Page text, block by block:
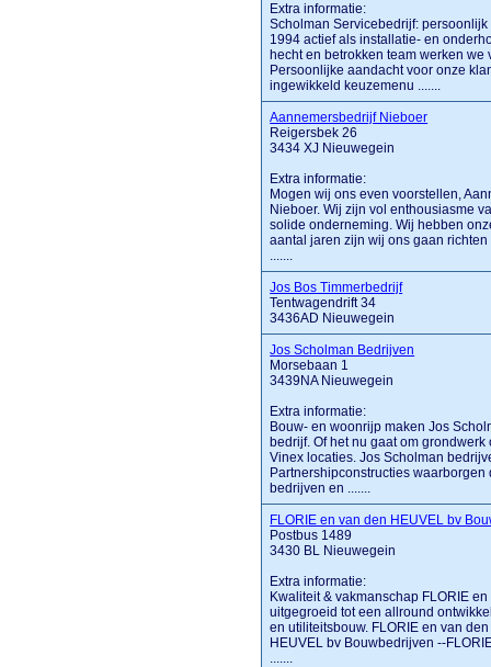
Extra informatie:
Scholman Servicebedrijf:
1994 actief als installatie- en
hecht en betrokken team werken
Persoonlijke aandacht voor onze
ingewikkeld keuzemenu .......
Aannemersbedrijf Nieboer
Reigersbek 26
3434 XJ Nieuwegein
Extra informatie:
Mogen wij ons even voorstellen,
Nieboer. Wij zijn vol enthousiasme
solide onderneming. Wij hebben
aantal jaren zijn wij ons gaan
.......
Jos Bos Timmerbedrijf
Tentwagendrift 34
3436AD Nieuwegein
Jos Scholman Bedrijven
Morsebaan 1
3439NA Nieuwegein
Extra informatie:
Bouw- en woonrijp maken Jos
bedrijf. Of het nu gaat om
Vinex locaties. Jos Scholman
Partnershipconstructies
bedrijven en .......
FLORIE en van den HEUVEL bv
Postbus 1489
3430 BL Nieuwegein
Extra informatie:
Kwaliteit & vakmanschap FLORIE
uitgegroeid tot een allround
en utiliteitsbouw. FLORIE en van
HEUVEL bv Bouwbedrijven --
.......